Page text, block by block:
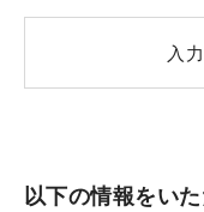
以下の情報をい